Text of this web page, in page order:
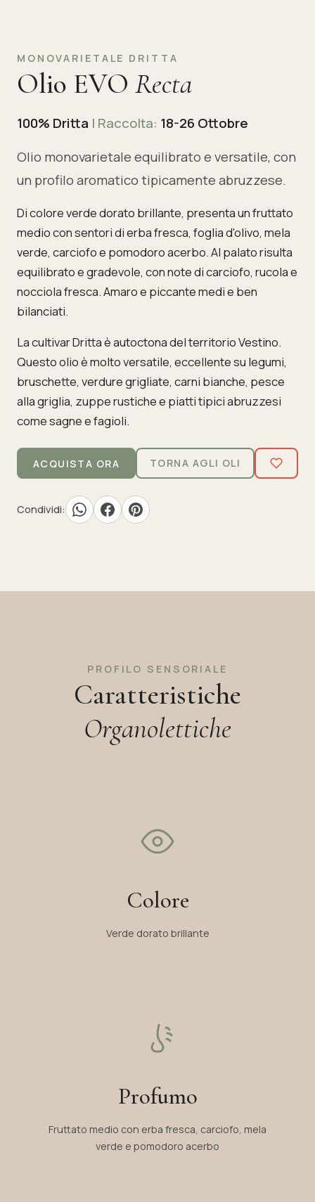
MONOVARIETALE DRITTA
Olio EVO Recta
100% Dritta | Raccolta: 18-26 Ottobre
Olio monovarietale equilibrato e versatile, con
un profilo aromatico tipicamente abruzzese.
Di colore verde dorato brillante, presenta un fruttato
medio con sentori di erba fresca, foglia d'olivo, mela
verde, carciofo e pomodoro acerbo. Al palato risulta
equilibrato e gradevole, con note di carciofo, rucola e
nocciola fresca. Amaro e piccante medi e ben
bilanciati.
La cultivar Dritta è autoctona del territorio Vestino.
Questo olio è molto versatile, eccellente su legumi,
bruschette, verdure grigliate, carni bianche, pesce
alla griglia, zuppe rustiche e piatti tipici abruzzesi
come sagne e fagioli.
ACQUISTA ORA TORNA AGLI OLI
Condividi:
PROFILO SENSORIALE
Caratteristiche
Organolettiche
Colore
Verde dorato brillante
Profumo
Fruttato medio con erba fresca, carciofo, mela
verde e pomodoro acerbo